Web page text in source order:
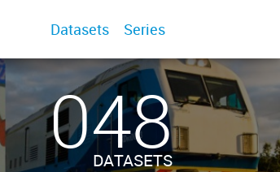
Datasets Series
048
DATASETS